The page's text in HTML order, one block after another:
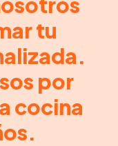
tu
por
cocina